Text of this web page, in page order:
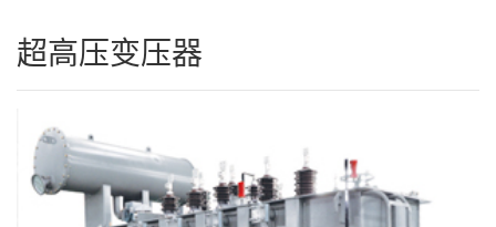
超高压变压器